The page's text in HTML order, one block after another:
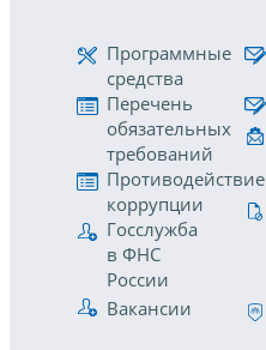
Программные
средства
Перечень
обязательных
требований
Противодействие
коррупции
Госслужба
в ФНС
России
Вакансии